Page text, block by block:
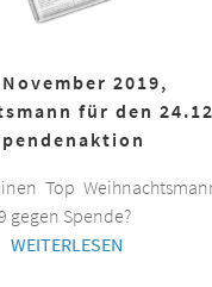
2019,
für den
Top
gegen Spende?
WEITERLESEN